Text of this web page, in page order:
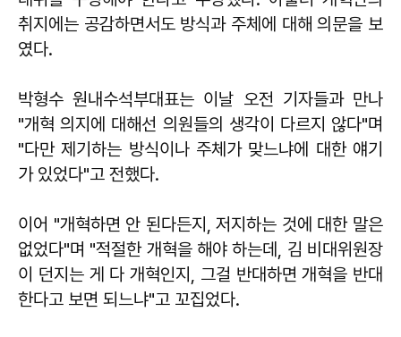
취지에는 공감하면서도 방식과 주체에 대해 의문을 보
였다.
박형수 원내수석부대표는 이날 오전 기자들과 만나
"개혁 의지에 대해선 의원들의 생각이 다르지 않다"며
"다만 제기하는 방식이나 주체가 맞느냐에 대한 얘기
가 있었다"고 전했다.
이어 "개혁하면 안 된다든지, 저지하는 것에 대한 말은
없었다"며 "적절한 개혁을 해야 하는데, 김 비대위원장
이 던지는 게 다 개혁인지, 그걸 반대하면 개혁을 반대
한다고 보면 되느냐"고 꼬집었다.